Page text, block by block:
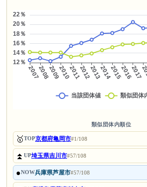
類似団体内順位
🥇TOP京都府亀岡市#1/108
⏫UP埼玉県吉川市#57/108
●NOW兵庫県芦屋市#57/108